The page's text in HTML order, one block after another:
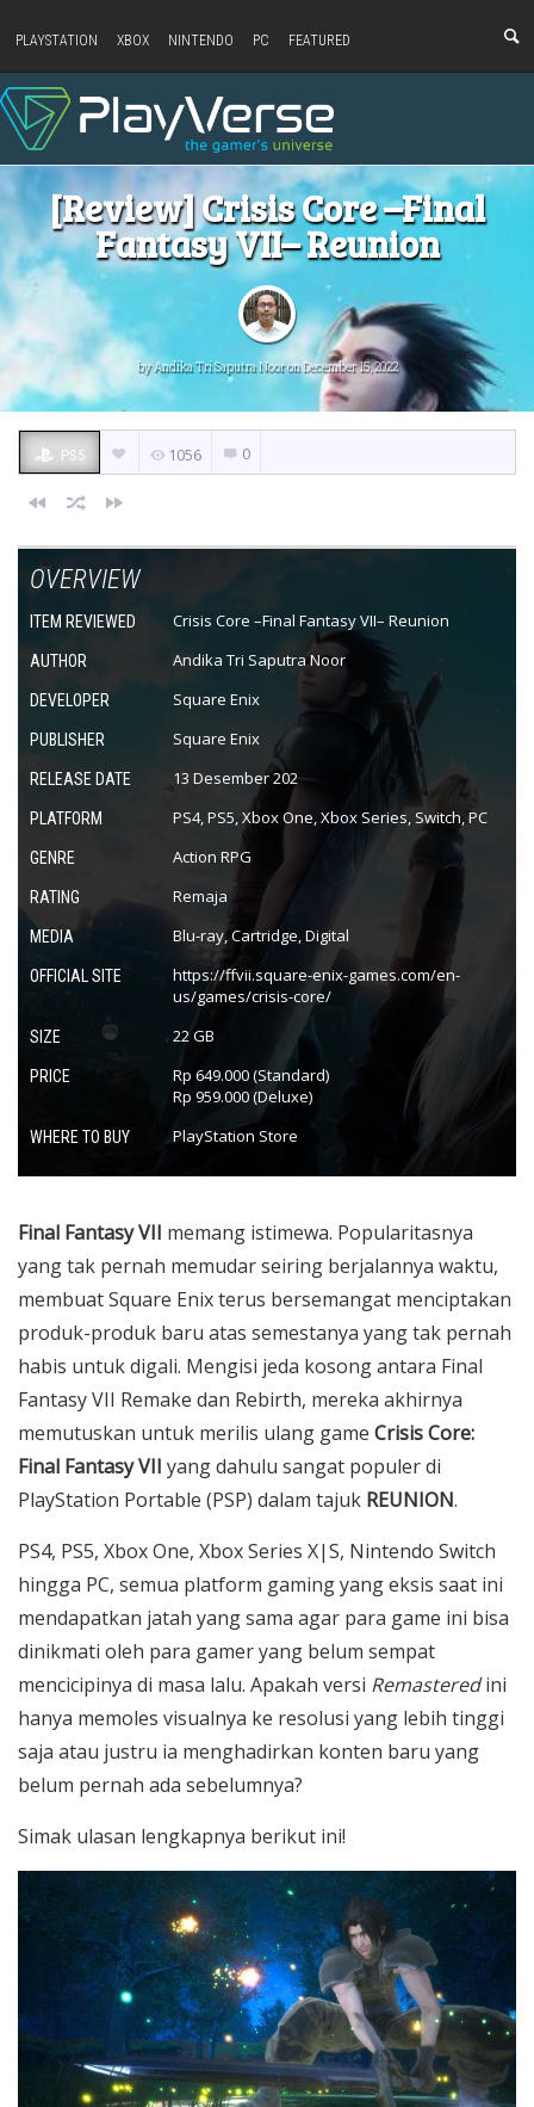
PLAYSTATION XBOX NINTENDO PC FEATURED
[Review] Crisis Core –Final
Fantasy VII– Reunion
byAndika Tri Saputra Nooron December 15, 2022
PS5 1056 0
OVERVIEW
ITEM REVIEWED Crisis Core –Final Fantasy VII– Reunion
AUTHOR Andika Tri Saputra Noor
DEVELOPER Square Enix
PUBLISHER Square Enix
RELEASE DATE 13 Desember 202
PLATFORM PS4, PS5, Xbox One, Xbox Series, Switch, PC
GENRE Action RPG
RATING Remaja
MEDIA Blu-ray, Cartridge, Digital
OFFICIAL SITE
https://ffvii.square-enix-games.com/en-
us/games/crisis-core/
SIZE 22 GB
PRICE
Rp 649.000 (Standard)
Rp 959.000 (Deluxe)
WHERE TO BUY PlayStation Store
Final Fantasy VII memang istimewa. Popularitasnya
yang tak pernah memudar seiring berjalannya waktu,
membuat Square Enix terus bersemangat menciptakan
produk-produk baru atas semestanya yang tak pernah
habis untuk digali. Mengisi jeda kosong antara Final
Fantasy VII Remake dan Rebirth, mereka akhirnya
memutuskan untuk merilis ulang game Crisis Core:
Final Fantasy VII yang dahulu sangat populer di
PlayStation Portable (PSP) dalam tajuk REUNION.
PS4, PS5, Xbox One, Xbox Series X|S, Nintendo Switch
hingga PC, semua platform gaming yang eksis saat ini
mendapatkan jatah yang sama agar para game ini bisa
dinikmati oleh para gamer yang belum sempat
mencicipinya di masa lalu. Apakah versi Remasteredini
hanya memoles visualnya ke resolusi yang lebih tinggi
saja atau justru ia menghadirkan konten baru yang
belum pernah ada sebelumnya?
Simak ulasan lengkapnya berikut ini!